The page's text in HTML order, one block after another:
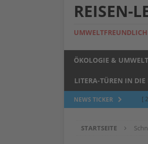
REISEN-
ÖKOLOGIE & UMWELT
LITERA-TÜREN IN DIE
NEWS TICKER [
[
STARTSEITE